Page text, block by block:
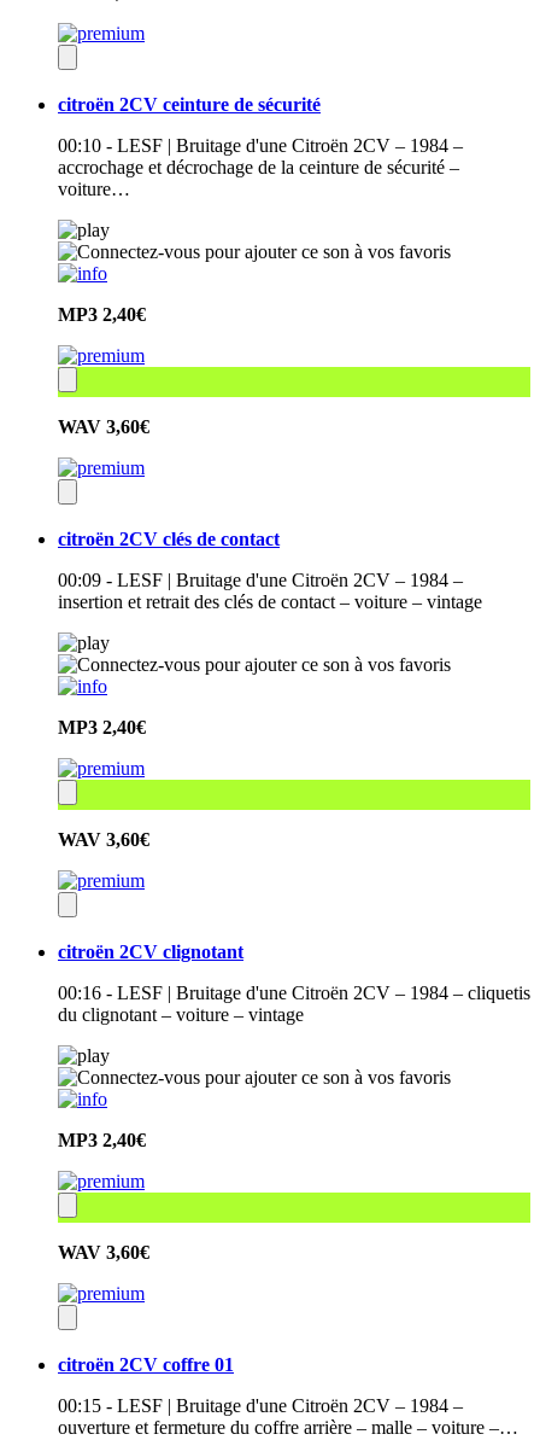
citroën 2CV ceinture de sécurité
00:10 - LESF | Bruitage d'une Citroën 2CV – 1984 –
accrochage et décrochage de la ceinture de sécurité –
voiture…
MP3 2,40€
WAV 3,60€
citroën 2CV clés de contact
00:09 - LESF | Bruitage d'une Citroën 2CV – 1984 –
insertion et retrait des clés de contact – voiture – vintage
MP3 2,40€
WAV 3,60€
citroën 2CV clignotant
00:16 - LESF | Bruitage d'une Citroën 2CV – 1984 – cliquetis
du clignotant – voiture – vintage
MP3 2,40€
WAV 3,60€
citroën 2CV coffre 01
00:15 - LESF | Bruitage d'une Citroën 2CV – 1984 –
ouverture et fermeture du coffre arrière – malle – voiture –…